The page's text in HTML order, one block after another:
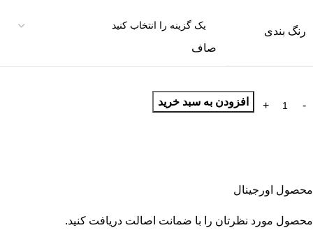
رنگ بندی
صاف
افزودن به سبد خرید
محصول اورجینال
محصول مورد نظرتان را با ضمانت اصالت دریافت کنید.